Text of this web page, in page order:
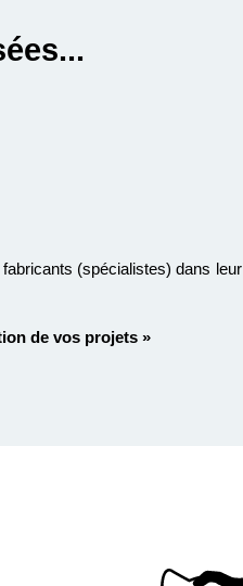
(spécialistes) dans leur
de vos projets »